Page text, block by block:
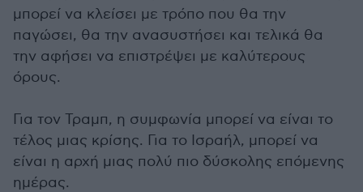
μπορεί να κλείσει με τρόπο που θα την
παγώσει, θα την ανασυστήσει και τελικά θα
την αφήσει να επιστρέψει με καλύτερους
όρους.
Για τον Τραμπ, η συμφωνία μπορεί να είναι το
τέλος μιας κρίσης. Για το Ισραήλ, μπορεί να
είναι η αρχή μιας πολύ πιο δύσκολης επόμενης
ημέρας.